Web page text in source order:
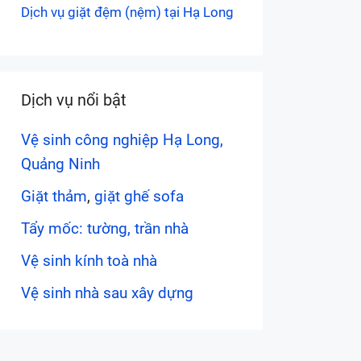
Dịch vụ giặt đệm (nệm) tại Hạ Long
Dịch vụ nổi bật
Vệ sinh công nghiệp Hạ Long,
Quảng Ninh
Giặt thảm, giặt ghế sofa
Tẩy mốc: tường, trần nhà
Vệ sinh kính toà nhà
Vệ sinh nhà sau xây dựng